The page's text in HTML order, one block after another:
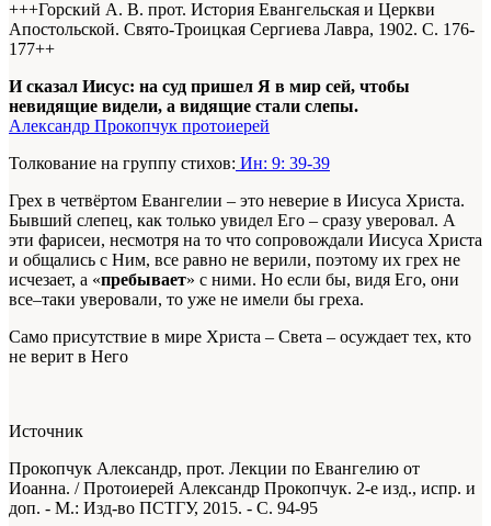
+++Горский А. В. прот. История Евангельская и Церкви
Апостольской. Свято-Троицкая Сергиева Лавра, 1902. С. 176-
177++
И сказал Иисус: на суд пришел Я в мир сей, чтобы
невидящие видели, а видящие стали слепы.
Александр Прокопчук протоиерей
Толкование на группу стихов: Ин: 9: 39-39
Грех в четвёртом Евангелии – это неверие в Иисуса Христа.
Бывший слепец, как только увидел Его – сразу уверовал. А
эти фарисеи, несмотря на то что сопровождали Иисуса Христа
и общались с Ним, все равно не верили, поэтому их грех не
исчезает, а «пребывает» с ними. Но если бы, видя Его, они
все–таки уверовали, то уже не имели бы греха.
Само присутствие в мире Христа – Света – осуждает тех, кто
не верит в Него
Источник
Прокопчук Александр, прот. Лекции по Евангелию от
Иоанна. / Протоиерей Александр Прокопчук. 2-е изд., испр. и
доп. - М.: Изд-во ПСТГУ, 2015. - С. 94-95